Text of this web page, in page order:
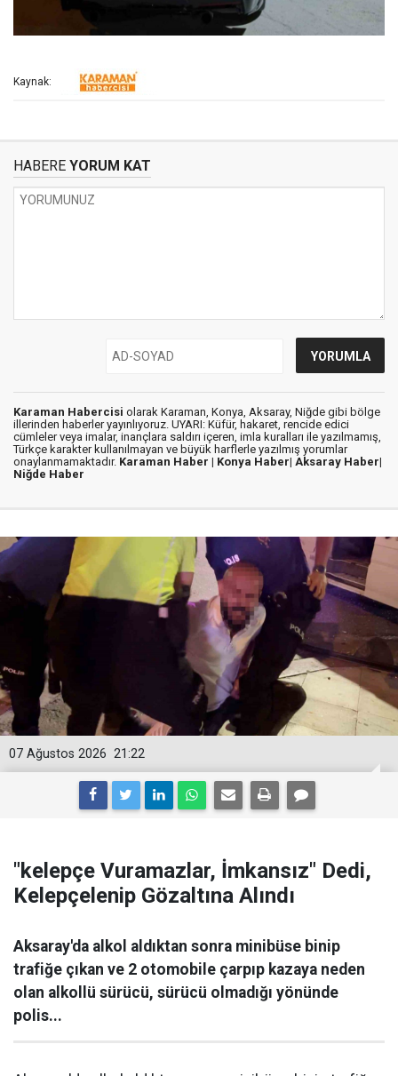
Kaynak:
HABERE YORUM KAT
Karaman Habercisi olarak Karaman, Konya, Aksaray, Niğde gibi bölge
illerinden haberler yayınlıyoruz. UYARI: Küfür, hakaret, rencide edici
cümleler veya imalar, inançlara saldırı içeren, imla kuralları ile yazılmamış,
Türkçe karakter kullanılmayan ve büyük harflerle yazılmış yorumlar
onaylanmamaktadır. Karaman Haber | Konya Haber| Aksaray Haber|
Niğde Haber
21:22
07 Ağustos 2026
"kelepçe Vuramazlar, İmkansız" Dedi,
Kelepçelenip Gözaltına Alındı
Aksaray'da alkol aldıktan sonra minibüse binip
trafiğe çıkan ve 2 otomobile çarpıp kazaya neden
olan alkollü sürücü, sürücü olmadığı yönünde
polis...